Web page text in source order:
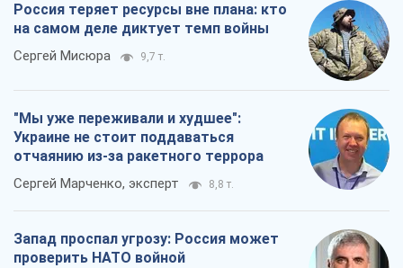
Россия теряет ресурсы вне плана: кто
на самом деле диктует темп войны
Сергей Мисюра 9,7 т.
"Мы уже переживали и худшее":
Украине не стоит поддаваться
отчаянию из-за ракетного террора
Сергей Марченко, эксперт 8,8 т.
Запад проспал угрозу: Россия может
проверить НАТО войной